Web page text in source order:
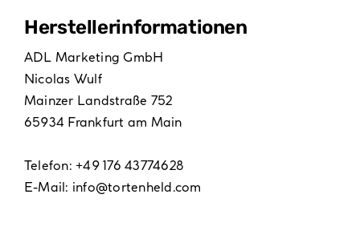
Hersteller­informationen
ADL Marketing GmbH
Nicolas Wulf
Mainzer Landstraße 752
65934 Frankfurt am Main
Telefon: +49 176 43774628
E-Mail: info@tortenheld.com